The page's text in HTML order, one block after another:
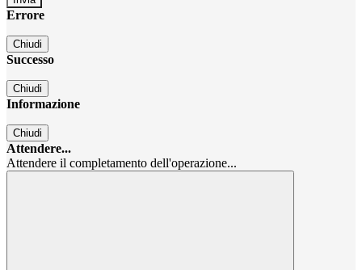
Errore
Chiudi
Successo
Chiudi
Informazione
Chiudi
Attendere...
Attendere il completamento dell'operazione...